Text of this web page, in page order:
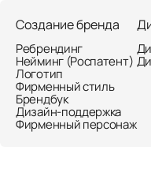
Создание бренда
Ребрендинг
Нейминг (Роспатент)
Логотип
Фирменный стиль
Брендбук
Дизайн-поддержка
Фирменный персонаж
О нас
Портфолио
Услуги
Статьи
Контакты